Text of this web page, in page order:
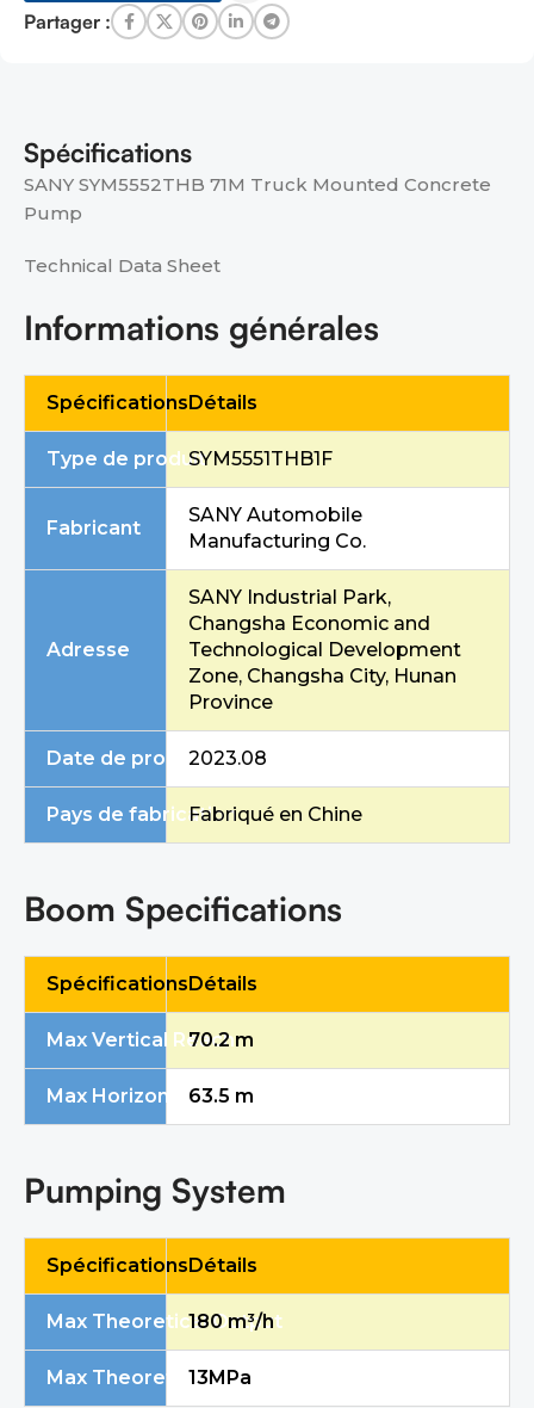
Partager :
Spécifications
SANY SYM5552THB 71M Truck Mounted Concrete
Pump
Technical Data Sheet
Informations générales
Spécifications Détails
Type de produitSYM5551THB1F
Fabricant
SANY Automobile
Manufacturing Co.
Adresse
SANY Industrial Park,
Changsha Economic and
Technological Development
Zone, Changsha City, Hunan
Province
Date de production
2023.08
Pays de fabricationFabriqué en Chine
Boom Specifications
Spécifications Détails
Max Vertical Reach
70.2 m
Max Horizontal Reach
63.5 m
Pumping System
Spécifications Détails
Max Theoretical Output
180 m³/h
Max Theoretical Pressure
13 MPa